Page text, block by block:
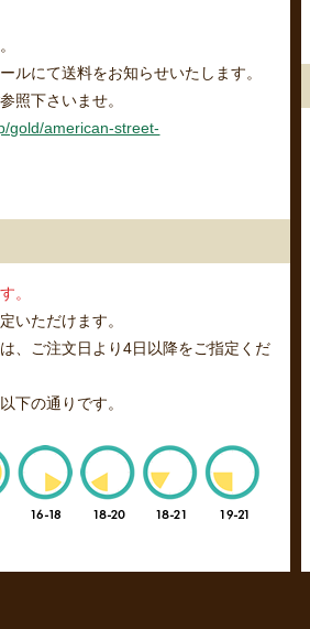
ルにて送料をお知らせいたします。
照下さいませ。
gold/american-street-
。
いただけます。
、ご注文日より4日以降をご指定くだ
下の通りです。